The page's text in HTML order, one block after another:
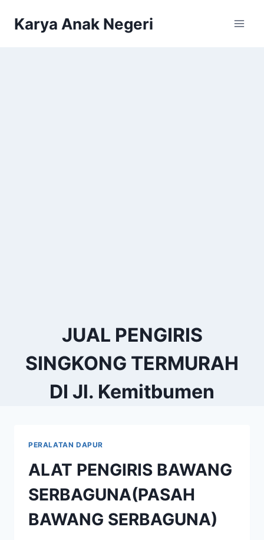
Karya Anak Negeri
JUAL PENGIRIS
SINGKONG TERMURAH
DI Jl. Kemitbumen
PERALATAN DAPUR
ALAT PENGIRIS BAWANG
SERBAGUNA(PASAH
BAWANG SERBAGUNA)